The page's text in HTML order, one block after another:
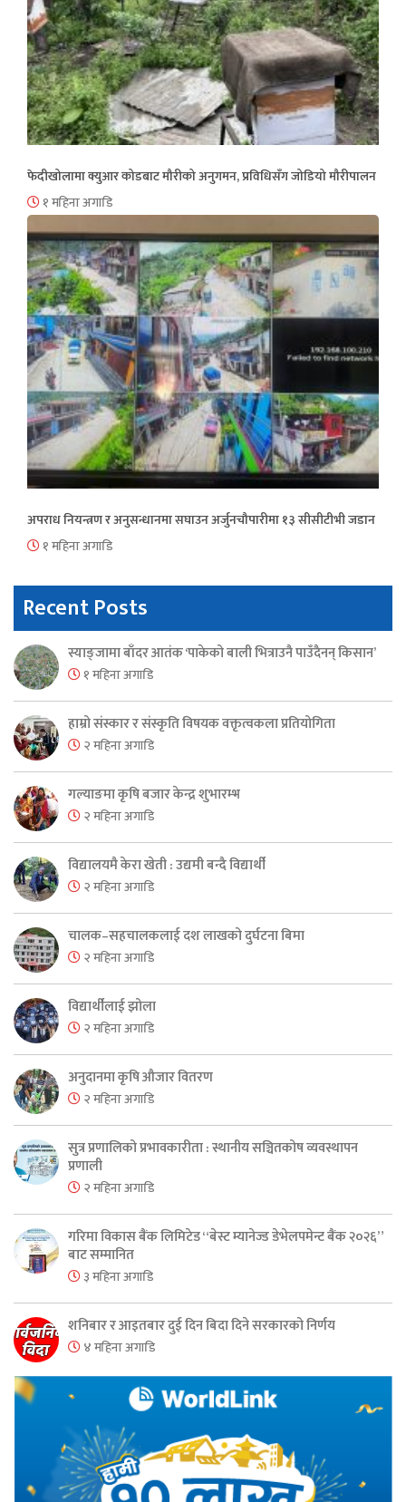
फेदीखोलामा क्युआर कोडबाट मौरीको अनुगमन, प्रविधिसँग जोडियो मौरीपालन
१ महिना अगाडि
अपराध नियन्त्रण र अनुसन्धानमा सघाउन अर्जुनचौपारीमा १३ सीसीटीभी जडान
१ महिना अगाडि
Recent Posts
स्याङ्जामा बाँदर आतंक ‘पाकेको बाली भित्राउनै पाउँदैनन् किसान’
१ महिना अगाडि
हाम्रो संस्कार र संस्कृति विषयक वक्तृत्वकला प्रतियोगिता
२ महिना अगाडि
गल्याङमा कृषि बजार केन्द्र शुभारम्भ
२ महिना अगाडि
विद्यालयमै केरा खेती : उद्यमी बन्दै विद्यार्थी
२ महिना अगाडि
चालक–सहचालकलाई दश लाखको दुर्घटना बिमा
२ महिना अगाडि
विद्यार्थीलाई झोला
२ महिना अगाडि
अनुदानमा कृषि औजार वितरण
२ महिना अगाडि
सुत्र प्रणालिको प्रभावकारीता : स्थानीय सञ्चितकोष व्यवस्थापन
प्रणाली
२ महिना अगाडि
गरिमा विकास बैंक लिमिटेड “बेस्ट म्यानेज्ड डेभेलपमेन्ट बैंक २०२६”
बाट सम्मानित
३ महिना अगाडि
शनिबार र आइतबार दुई दिन बिदा दिने सरकारको निर्णय
४ महिना अगाडि